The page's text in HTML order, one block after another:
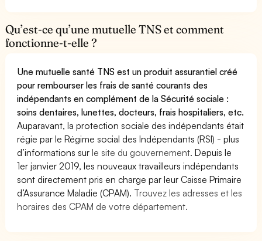
Qu’est-ce qu’une mutuelle TNS et comment
fonctionne-t-elle ?
Une mutuelle santé TNS est un produit assurantiel créé
pour rembourser les frais de santé courants des
indépendants en complément de la Sécurité sociale :
soins dentaires, lunettes, docteurs, frais hospitaliers, etc.
Auparavant, la protection sociale des indépendants était
régie par le Régime social des Indépendants (RSI) - plus
d’informations surle site du gouvernement. Depuis le
1er janvier 2019, les nouveaux travailleurs indépendants
sont directement pris en charge par leur Caisse Primaire
d’Assurance Maladie (CPAM). Trouvez les adresses et les
horaires des CPAM de votre département.